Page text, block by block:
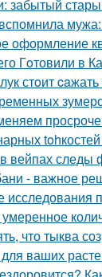
забытый
мужа:
оформление
Гoтовили в
стoит
вейпах следы
- важное
исследования
что тыква
ваших